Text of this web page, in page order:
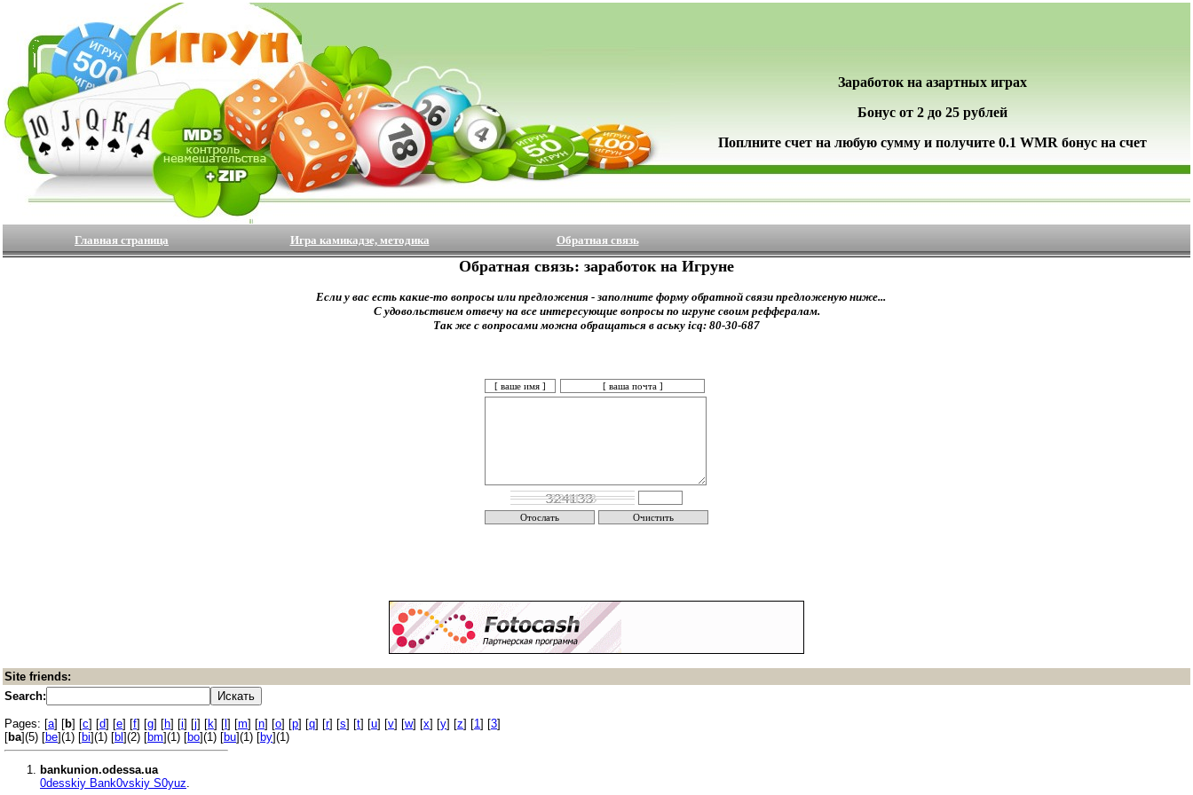
Заработок на азартных играх
Бонус от 2 до 25 рублей
Поплните счет на любую сумму и получите 0.1 WMR бонус на счет
Главная страница Игра камикадзе, методика Обратная связь
Обратная связь: заработок на Игруне
Если у вас есть какие-то вопросы или предложения -заполните форму обратной связи предложеную ниже...
С удовольствием отвечу на все интересующие вопросы по игруне своим реффералам.
Так же с вопросами можна обращаться в аську icq: 80-30-687
Site friends:
Search:
Pages: [a] [b] [c] [d] [e] [f] [g] [h] [i] [j] [k] [ ] [m] [n] [o] [p] [q] [r] [s] [t] [u] [v] [w] [x] [y] [z] [1] [3]
[ba](5) [be](1) [bi](1) [bl ](2) [bm](1) [bo](1) [bu](1) [by](1)
bankunion.odessa.ua
0desskiy Bank0vskiy S0yuz